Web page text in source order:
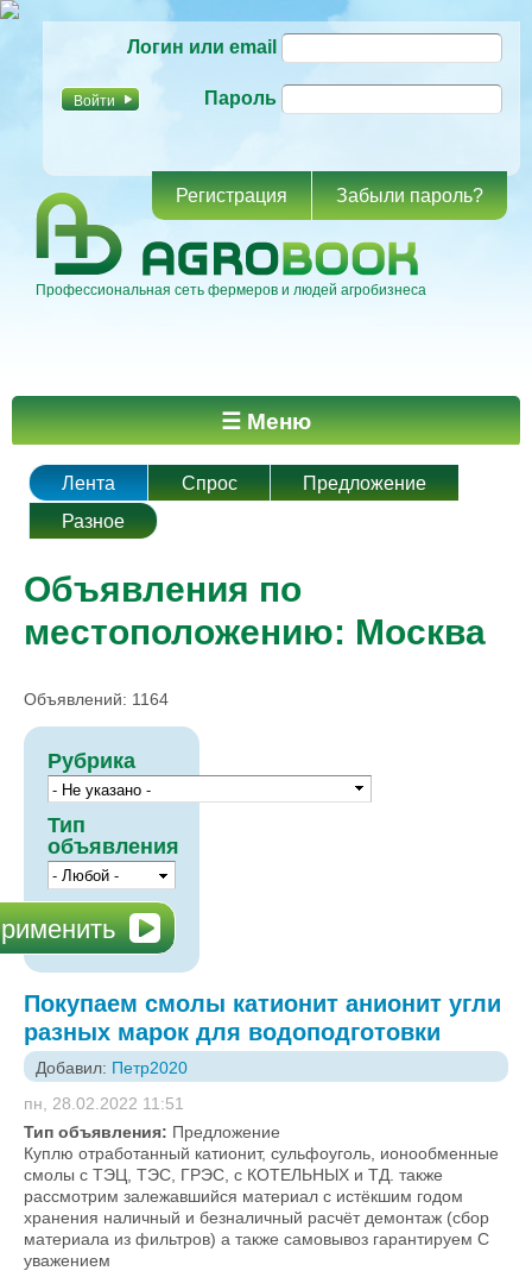
основному
Логин или email
Пароль
Регистрация Забыли пароль?
Профессиональная сеть фермеров и людей агробизнеса
Главное меню ☰ Меню
Лента Спрос
Предложение
Разное
Объявления по
местоположению: Москва
Объявлений: 1164
Рубрика
Тип
объявления
Покупаем смолы катионит анионит угли
разных марок для водоподготовки
Добавил: Петр2020
пн, 28.02.2022 11:51
Тип объявления: Предложение
Куплю отработанный катионит, сульфоуголь, ионообменные
смолы с ТЭЦ, ТЭС, ГРЭС, с КОТЕЛЬНЫХ и ТД. также
рассмотрим залежавшийся материал с истёкшим годом
хранения наличный и безналичный расчёт демонтаж (сбор
материала из фильтров) а также самовывоз гарантируем С
уважением